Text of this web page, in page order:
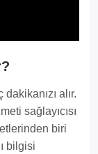
alır.
sağlayıcısı
biri
bilgisi